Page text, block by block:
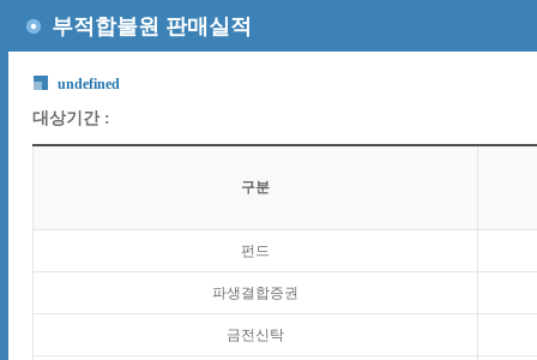
부적합불원 판매실적
undefined
대상기간 :
구분
펀드
파생결합증권
금전신탁